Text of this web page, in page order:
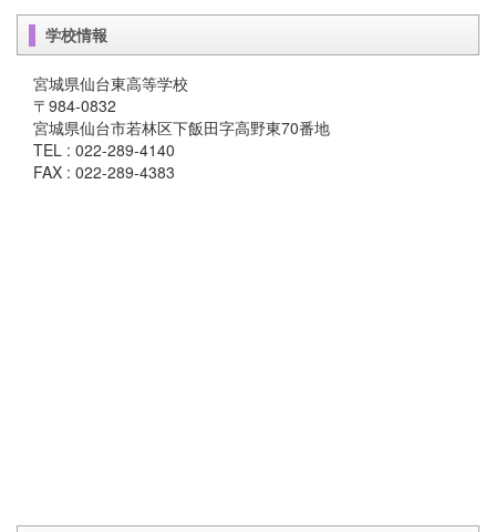
学校情報
宮城県仙台東高等学校
〒984-0832
宮城県仙台市若林区下飯田字高野東70番地
TEL : 022-289-4140
FAX : 022-289-4383